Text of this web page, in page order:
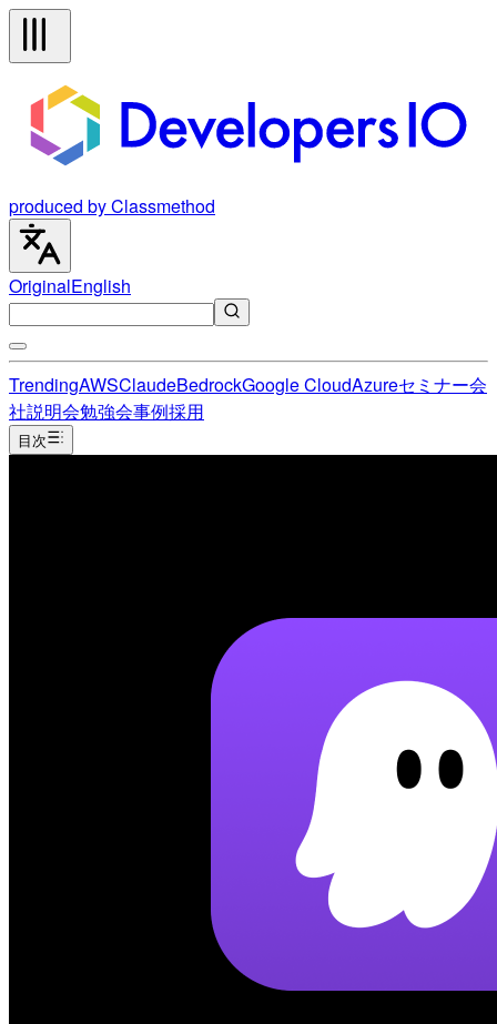
produced by Classmethod
OriginalEnglish
TrendingAWSClaudeBedrockGoogle CloudAzureセミナー会
社説明会勉強会事例採用
目次